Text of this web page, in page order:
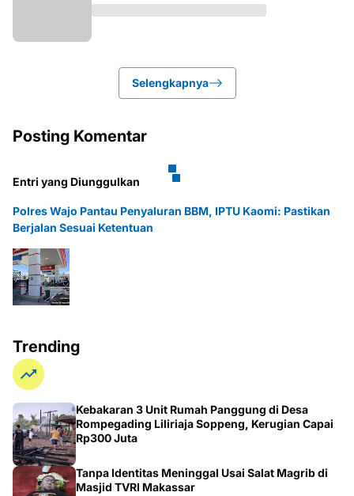
Selengkapnya
Posting Komentar
Entri yang Diunggulkan
Polres Wajo Pantau Penyaluran BBM, IPTU Kaomi: Pastikan
Berjalan Sesuai Ketentuan
Trending
Kebakaran 3 Unit Rumah Panggung di Desa
Rompegading Liliriaja Soppeng, Kerugian Capai
Rp300 Juta
Tanpa Identitas Meninggal Usai Salat Magrib di
Masjid TVRI Makassar